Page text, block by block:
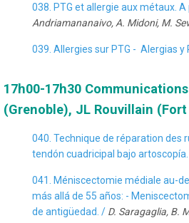
038. PTG et allergie aux métaux.
Andriamananaivo, A. Midoni, M.
039. Allergies sur PTG - Alergias y
17h00-17h30
(Grenoble), JL Rouvillain
040. Technique de réparation des
tendón cuadricipal bajo
041. Méniscectomie médiale au-
más allá de 55 años: -
de antigüedad. / D. Saragaglia, B.